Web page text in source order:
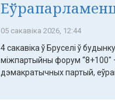
05 сакавіка 2026, 12:44
4 сакавіка ў Бруселі ў
міжпартыйны форум “8+100"
дэмакратычных партый,